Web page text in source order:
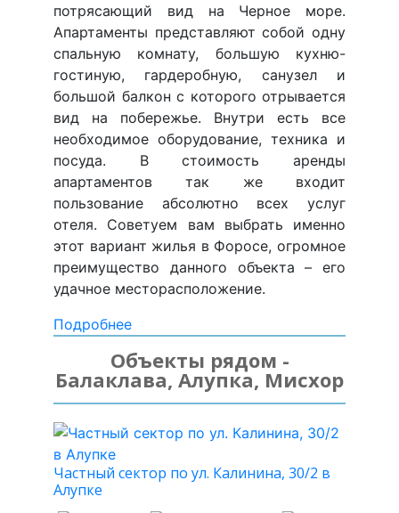
потрясающий вид на Черное море.
Апартаменты представляют собой одну
спальную комнату, большую кухню-
гостиную, гардеробную, санузел и
большой балкон с которого отрывается
вид на побережье. Внутри есть все
необходимое оборудование, техника и
посуда. В стоимость аренды
апартаментов так же входит
пользование абсолютно всех услуг
отеля. Советуем вам выбрать именно
этот вариант жилья в Форосе, огромное
преимущество данного объекта – его
удачное месторасположение.
Подробнее
Объекты рядом -
Балаклава, Алупка, Мисхор
Частный сектор по ул. Калинина, 30/2 в
Алупке